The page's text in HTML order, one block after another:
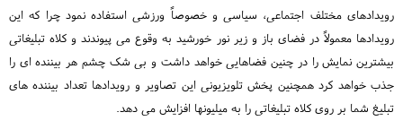
رویدادهای مختلف اجتماعی، سیاسی و خصوصاً ورزشی استفاده نمود چرا که این
رویدادها معمولاً در فضای باز و زیر نور خورشید به وقوع می پیوندند و کلاه تبلیغاتی
بیشترین نمایش را در چنین فضاهایی خواهد داشت و بی شک چشم هر بیننده ای را
جذب خواهد کرد همچنین پخش تلویزیونی این تصاویر و رویدادها تعداد بیننده های
تبلیغ شما بر روی کلاه تبلیغاتی را به میلیونها افزایش می دهد.